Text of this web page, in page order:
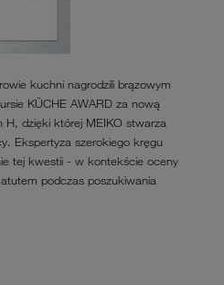
kuchni nagrodzili brązowym
KÜCHE AWARD za nową
dzięki której MEIKO stwarza
Ekspertyza szerokiego kręgu
tej kwestii - w kontekście oceny
podczas poszukiwania